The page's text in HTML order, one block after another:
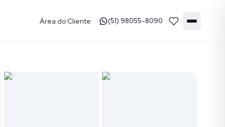
Área do Cliente (51) 98055-8090